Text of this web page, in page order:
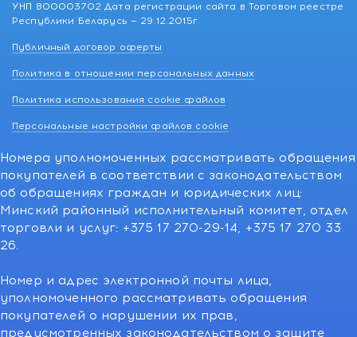
УНП 800003702 Дата регистрации сайта в Торговом реестре
Республики Беларусь — 29.12.2015г
Публичный договор оферты
Политика в отношении персональных данных
Политика использования cookie файлов
Персональные настройки файлов cookie
Номера уполномоченных рассматривать обращения
покупателей в соответствии с законодательством
об обращениях граждан и юридических лиц:
Минский районный исполнительный комитет, отдел
торговли и услуг: +375 17 270-29-14, +375 17 270 33
26.
Номер и адрес электронной почты лица,
уполномоченного рассматривать обращения
покупателей о нарушении их прав,
предусмотренных законодательством о защите